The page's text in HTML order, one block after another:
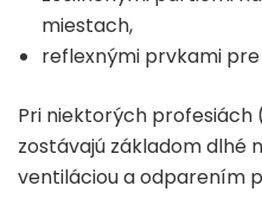
miestach,
reflexnými prvkami
Pri niektorých
zostávajú základom dlhé
ventiláciou a odparením